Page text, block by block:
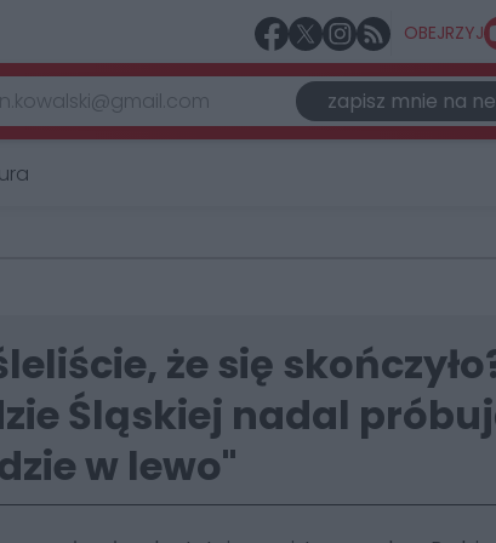
OBEJRZYJ
zapisz mnie na
że się
Śląskiej nadal
w lewo"